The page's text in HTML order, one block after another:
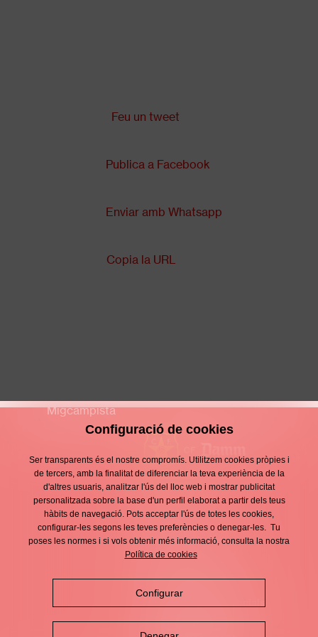
Feu un tweet
Publica a Facebook
Enviar amb Whatsapp
Copia la URL
Migcampista
Enllaços
d'interès
Contacte
Footer
menu
Avís legal
Política de privacitat
Política de cookies
Política de xarxes socials
Configuració de cookies
Ser transparents és el nostre compromís. Utilitzem cookies pròpies i
de tercers, amb la finalitat de diferenciar la teva experiència de la
d'altres usuaris, analitzar l'ús del lloc web i mostrar publicitat
personalitzada sobre la base d'un perfil elaborat a partir dels teus
hàbits de navegació. Pots acceptar l'ús de totes les cookies,
configurar-les segons les teves preferències o denegar-les. Tu
poses les normes i si vols obtenir més informació, consulta la nostra
Política de cookies
Configurar